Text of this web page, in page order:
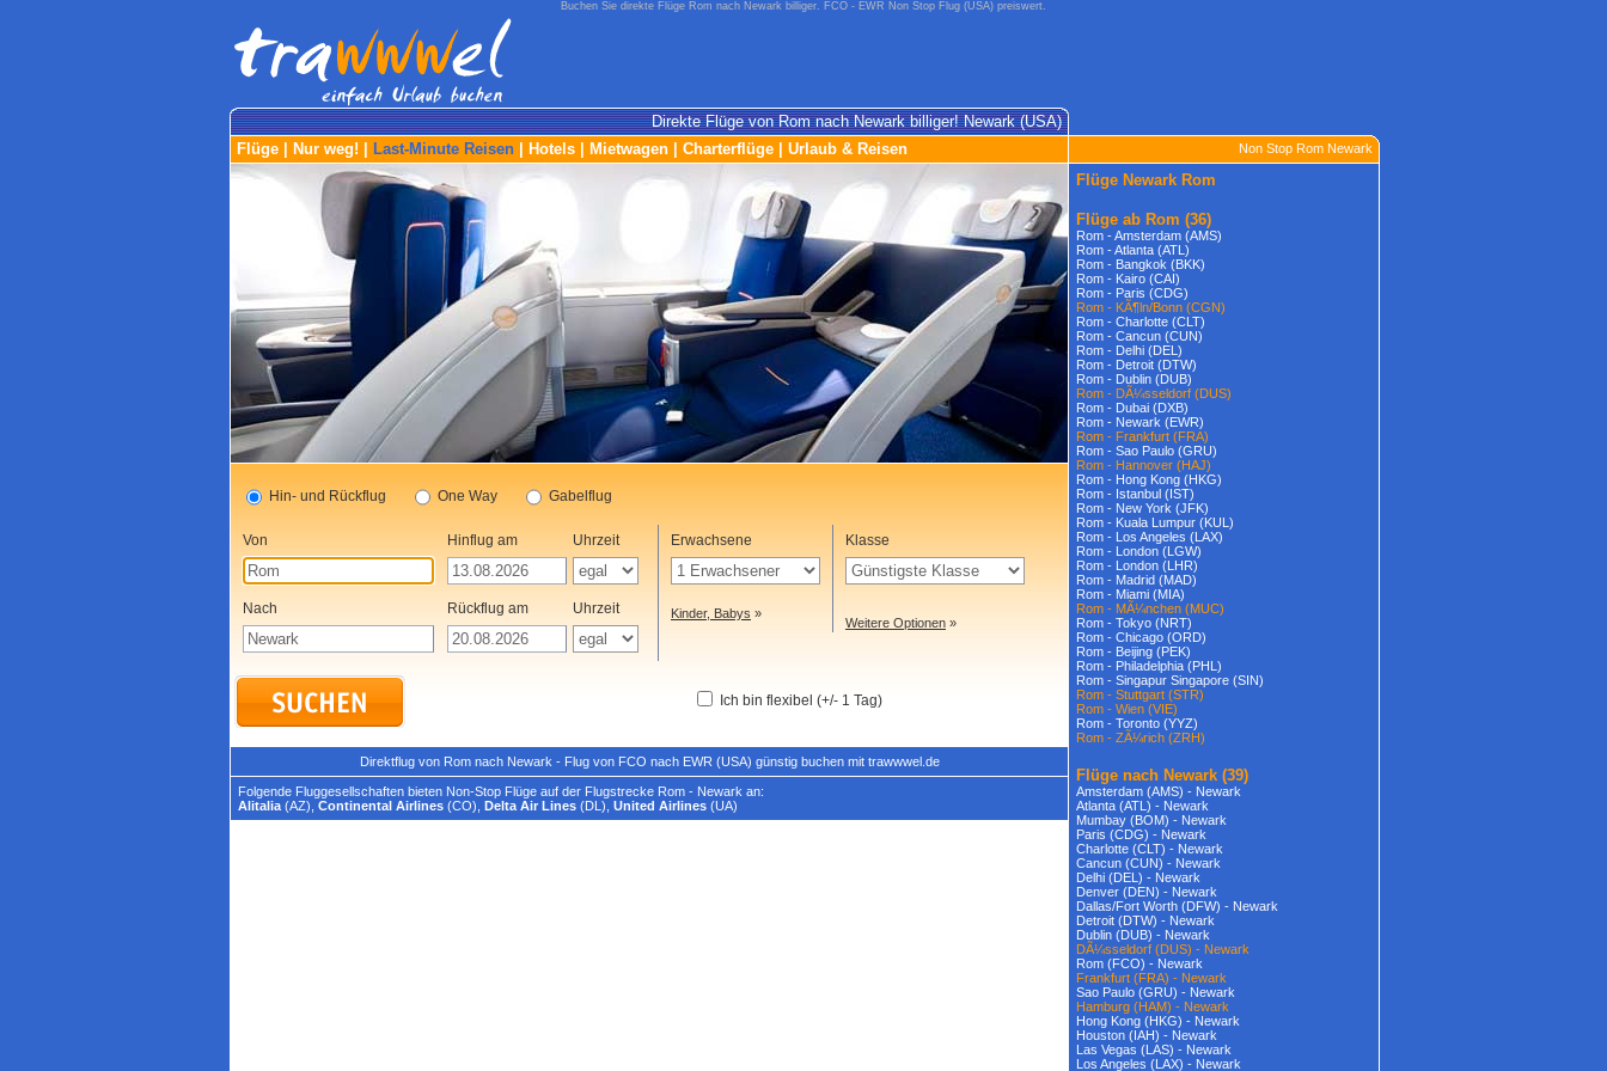
Buchen Sie direkte Flüge Rom nach Newark billiger. FCO - EWR Non Stop Flug (USA) preiswert.
Direkte Flüge von Rom nach Newark billiger! Newark (USA)
Flüge
Nur weg! Last-Minute Reisen Hotels Mietwagen Charterflüge Urlaub & Reisen Non Stop Rom Newark
Hin- und Rückflug One Way Gabelflug
Von Hinflug am Uhrzeit
Nach Rückflug am Uhrzeit
Erwachsene
Kinder, Babys »
Klasse
Weitere Optionen »
Ich bin flexibel (+/- 1 Tag)
Direktflug von Rom nach Newark - Flug von FCO nach EWR (USA) günstig buchen mit trawwwel.de
Folgende Fluggesellschaften bieten Non-Stop Flüge auf der Flugstrecke Rom - Newark an:
Alitalia (AZ), Continental Airlines (CO), Delta Air Lines (DL), United Airlines (UA)
Flüge Newark Rom
Flüge ab Rom (36)
Rom - Amsterdam (AMS)
Rom - Atlanta (ATL)
Rom - Bangkok (BKK)
Rom - Kairo (CAI)
Rom - Paris (CDG)
Rom - KÃ¶ln/Bonn (CGN)
Rom - Charlotte (CLT)
Rom - Cancun (CUN)
Rom - Delhi (DEL)
Rom - Detroit (DTW)
Rom - Dublin (DUB)
Rom - DÃ¼sseldorf (DUS)
Rom - Dubai (DXB)
Rom - Newark (EWR)
Rom - Frankfurt (FRA)
Rom - Sao Paulo (GRU)
Rom - Hannover (HAJ)
Rom - Hong Kong (HKG)
Rom - Istanbul (IST)
Rom - New York (JFK)
Rom - Kuala Lumpur (KUL)
Rom - Los Angeles (LAX)
Rom - London (LGW)
Rom - London (LHR)
Rom - Madrid (MAD)
Rom - Miami (MIA)
Rom - MÃ¼nchen (MUC)
Rom - Tokyo (NRT)
Rom - Chicago (ORD)
Rom - Beijing (PEK)
Rom - Philadelphia (PHL)
Rom - Singapur Singapore (SIN)
Rom - Stuttgart (STR)
Rom - Wien (VIE)
Rom - Toronto (YYZ)
Rom - ZÃ¼rich (ZRH)
Flüge nach Newark (39)
Amsterdam (AMS) - Newark
Atlanta (ATL) - Newark
Mumbay (BOM) - Newark
Paris (CDG) - Newark
Charlotte (CLT) - Newark
Cancun (CUN) - Newark
Delhi (DEL) - Newark
Denver (DEN) - Newark
Dallas/Fort Worth (DFW) - Newark
Detroit (DTW) - Newark
Dublin (DUB) - Newark
DÃ¼sseldorf (DUS) - Newark
Rom (FCO) - Newark
Frankfurt (FRA) - Newark
Sao Paulo (GRU) - Newark
Hamburg (HAM) - Newark
Hong Kong (HKG) - Newark
Houston (IAH) - Newark
Las Vegas (LAS) - Newark
Los Angeles (LAX) - Newark